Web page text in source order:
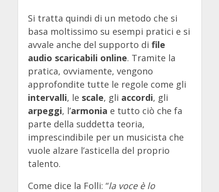
Si tratta quindi di un metodo che si
basa moltissimo su esempi pratici e si
avvale anche del supporto di file
audio scaricabili online. Tramite la
pratica, ovviamente, vengono
approfondite tutte le regole come gli
intervalli, le scale, gli accordi, gli
arpeggi, l’armonia e tutto ciò che fa
parte della suddetta teoria,
imprescindibile per un musicista che
vuole alzare l’asticella del proprio
talento.
Come dice la Folli: “la voce è lo